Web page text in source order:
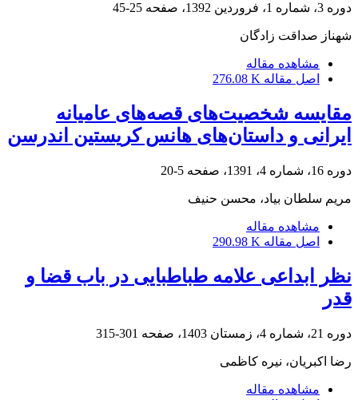
دوره 3، شماره 1، فروردین 1392، صفحه 25-45
شهناز صداقت زادگان
مشاهده مقاله
اصل مقاله 276.08 K
مقایسه شخصیت‌های قصه‌های عامیانه
ایرانی و داستان‌های هانس کریستین اندرسن
دوره 16، شماره 4، 1391، صفحه 5-20
مریم سلطان بیاد، محسن حنیف
مشاهده مقاله
اصل مقاله 290.98 K
نظر ابداعی علامه طباطبایی در باب قضا و
قدر
دوره 21، شماره 4، زمستان 1403، صفحه 301-315
رضا اکبریان، نیره کاظمی
مشاهده مقاله